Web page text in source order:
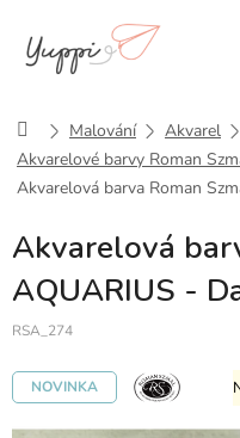
obsah
DomůMalování Akvarel
Akvarelové barvy Roman
Akvarelová barva Roman
Akvarelová
AQUARIUS -
RSA_274
NOVINKA